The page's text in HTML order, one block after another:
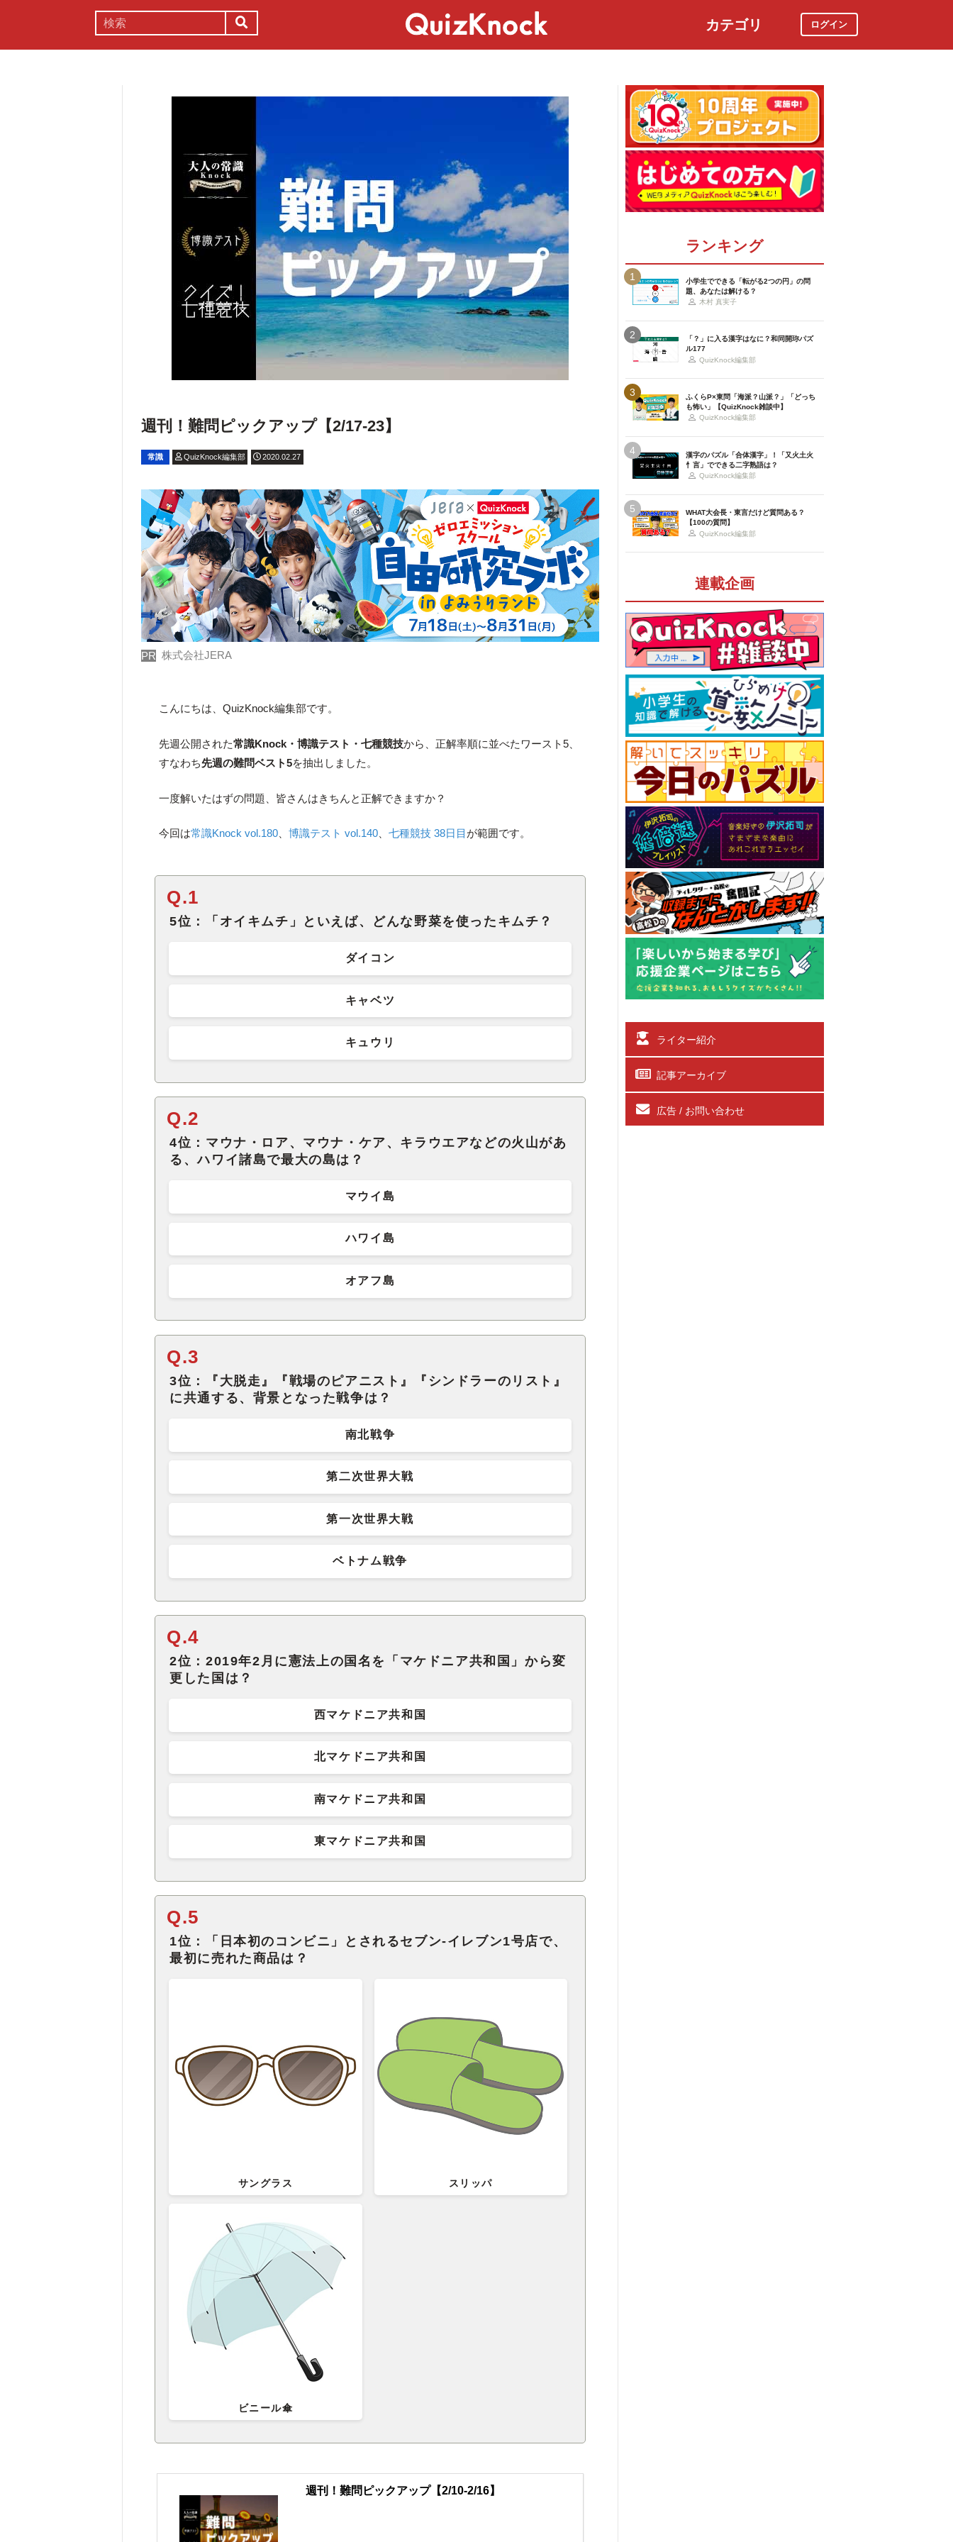
カテゴリ ログイン
週刊！難問ピックアップ【2/17-23】
常識 QuizKnock編集部 2020.02.27
PR 株式会社JERA
こんにちは、QuizKnock編集部です。
先週公開された常識Knock・博識テスト・七種競技から、正解率順に並べたワースト5、
すなわち先週の難問ベスト5を抽出しました。
一度解いたはずの問題、皆さんはきちんと正解できますか？
今回は常識Knock vol.180、博識テスト vol.140、七種競技 38日目 が範囲です。
Q.1
5位：「オイキムチ」といえば、どんな野菜を使ったキムチ？
ダイコン
キャベツ
キュウリ
Q.2
4位：マウナ・ロア、マウナ・ケア、キラウエアなどの火山があ
る、ハワイ諸島で最大の島は？
マウイ島
ハワイ島
オアフ島
Q.3
3位：『大脱走』『戦場のピアニスト』『シンドラーのリスト』
に共通する、背景となった戦争は？
南北戦争
第二次世界大戦
第一次世界大戦
ベトナム戦争
Q.4
2位：2019年2月に憲法上の国名を「マケドニア共和国」から変
更した国は？
西マケドニア共和国
北マケドニア共和国
南マケドニア共和国
東マケドニア共和国
Q.5
1位：「日本初のコンビニ」とされるセブン-イレブン1号店で、
最初に売れた商品は？
サングラス スリッパ
ビニール傘
週刊！難問ピックアップ【2/10-2/16】
ランキング
1
小学生でできる「転がる2つの円」の問
題、あなたは解ける？
木村 真実子
2
「？」に入る漢字はなに？和同開珎パズ
ル177
QuizKnock編集部
3
ふくらP×東問「海派？山派？」「どっち
も怖い」【QuizKnock雑談中】
QuizKnock編集部
4
漢字のパズル「合体漢字」！「又火土火
忄言」でできる二字熟語は？
QuizKnock編集部
5
WHAT大会長・東言だけど質問ある？
【100の質問】
QuizKnock編集部
連載企画
ライター紹介
記事アーカイブ
広告 / お問い合わせ